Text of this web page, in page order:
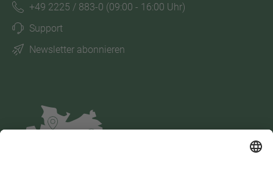
+49 2225 / 883-0 (09:00 - 16:00 Uhr)
Support
Newsletter abonnieren